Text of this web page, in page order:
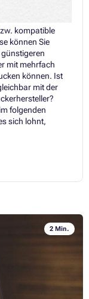
kompatible
können Sie
mit mehrfach
können. Ist
mit der
folgenden
sich lohnt,
2 Min.